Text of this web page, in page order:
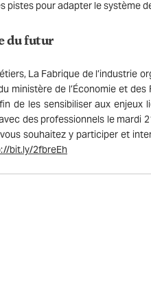
pour adapter le système
du futur
La Fabrique de l’industrie
ministère de l’Économie et
de les sensibiliser aux enjeux
des professionnels le mardi
souhaitez y participer et
bit.ly/2fbreEh